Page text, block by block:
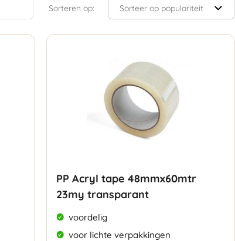
Sorteren op:
PP Acryl tape 48mmx60mtr
23my transparant
voordelig
voor lichte verpakkingen